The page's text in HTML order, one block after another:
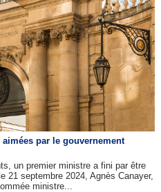
par le gouvernement
un premier ministre a fini par être
21 septembre 2024, Agnès Canayer,
ministre...